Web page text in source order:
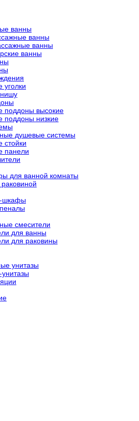
ванны
ванны
ванны
ванны
поддоны высокие
поддоны низкие
душевые системы
стойки
панели
для ванной комнаты
шкафы
смесители
для ванны
для раковины
унитазы
унитазы